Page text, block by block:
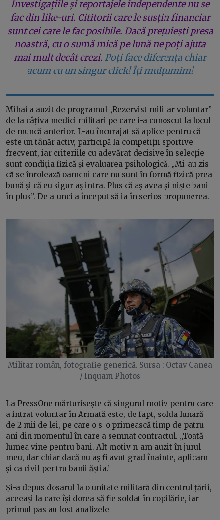
Investigațiile și reportajele independente nu se
fac din like-uri. Cititorii care le susțin financiar
sunt cei care le fac posibile. Dacă prețuiești presa
noastră, cu o sumă mică pe lună ne poți ajuta
mai mult decât crezi. Poți face diferența chiar
acum cu un singur click! Îți mulțumim!
Mihai a auzit de programul „Rezervist militar voluntar”
de la câțiva medici militari pe care i-a cunoscut la locul
de muncă anterior. L-au încurajat să aplice pentru că
este un tânăr activ, participă la competiții sportive
frecvent, iar criteriile cu adevărat decisive în selecție
sunt condiția fizică și evaluarea psihologică. „Mi-au zis
că se înrolează oameni care nu sunt în formă fizică prea
bună și că eu sigur aș intra. Plus că aș avea și niște bani
în plus”. De atunci a început să ia în serios propunerea.
Militar român, fotografie generică. Sursa : Octav Ganea
/ Inquam Photos
La PressOne mărturisește că singurul motiv pentru care
a intrat voluntar în Armată este, de fapt, solda lunară
de 2 mii de lei, pe care o s-o primească timp de patru
ani din momentul în care a semnat contractul. „Toată
lumea vine pentru bani. Alt motiv n-am auzit în jurul
meu, dar chiar dacă nu aș fi avut grad înainte, aplicam
și ca civil pentru banii ăștia.”
Și-a depus dosarul la o unitate militară din centrul țării,
aceeași la care își dorea să fie soldat în copilărie, iar
primul pas au fost analizele.